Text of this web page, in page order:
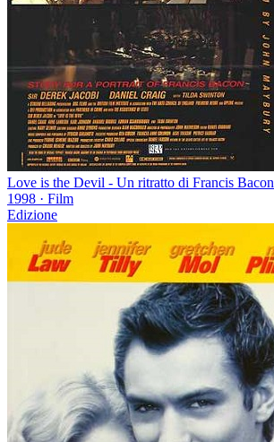
Love is the Devil - Un ritratto di Francis Bacon
1998 · Film
Edizione